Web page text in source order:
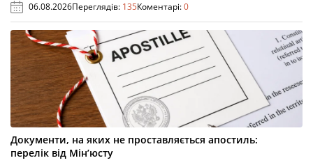
06.08.2026Переглядів: 135Коментарі:0
Документи, на яких не проставляється апостиль:
перелік від Мін’юсту